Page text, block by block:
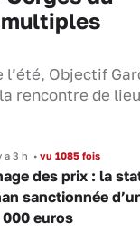
multiples
l’été, Objectif
rencontre de
a 3 h •vu 1085 fois
des prix : la
sanctionnée
000 euros